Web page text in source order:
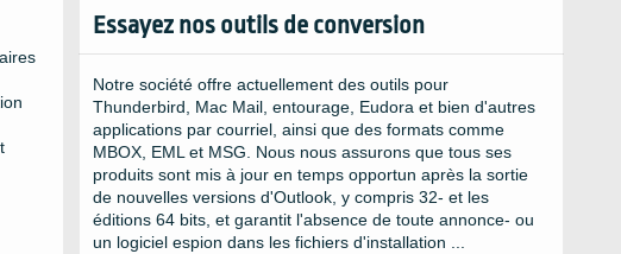
Essayez nos outils de conversion
Notre société offre actuellement des outils pour
Thunderbird, Mac Mail, entourage, Eudora et bien d'autres
applications par courriel, ainsi que des formats comme
MBOX, EML et MSG. Nous nous assurons que tous ses
produits sont mis à jour en temps opportun après la sortie
de nouvelles versions d'Outlook, y compris 32- et les
éditions 64 bits, et garantit l'absence de toute annonce- ou
un logiciel espion dans les fichiers d'installation ...